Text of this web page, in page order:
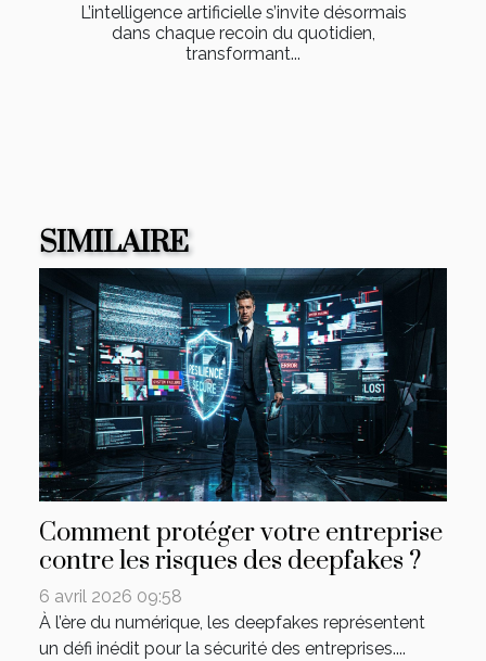
L’intelligence artificielle s’invite désormais
dans chaque recoin du quotidien,
transformant...
SIMILAIRE
Comment protéger votre entreprise
contre les risques des deepfakes ?
6 avril 2026 09:58
À l’ère du numérique, les deepfakes représentent
un défi inédit pour la sécurité des entreprises....